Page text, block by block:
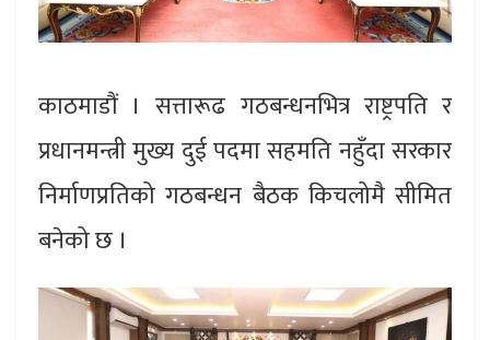
काठमाडौं । सत्तारूढ गठबन्धनभित्र राष्ट्रपति र
प्रधानमन्त्री मुख्य दुई पदमा सहमति नहुँदा सरकार
निर्माणप्रतिको गठबन्धन बैठक किचलोमै सीमित
बनेको छ ।